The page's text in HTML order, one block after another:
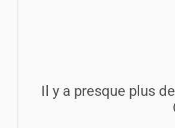
Il y a presque plus